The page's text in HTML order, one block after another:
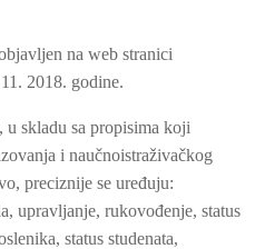
na web stranici
2018. godine.
u skladu sa propisima koji
i naučnoistraživačkog
preciznije se uređuju:
upravljanje, rukovođenje, status
status studenata,